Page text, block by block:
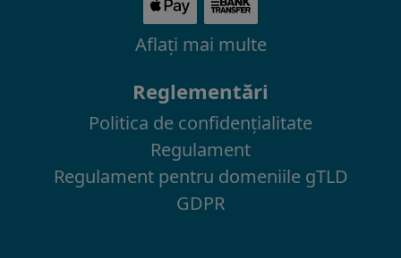
Aflaţi mai multe
Reglementări
Politica de confidenţialitate
Regulament
Regulament pentru domeniile gTLD
GDPR